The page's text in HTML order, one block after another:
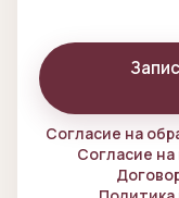
Согласие на
Согласие